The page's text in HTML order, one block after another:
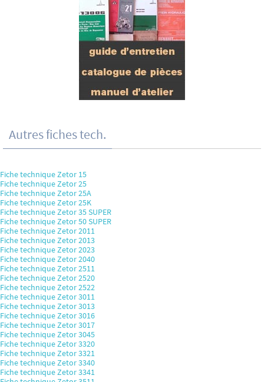
Autres fiches tech.
Fiche technique Zetor 15
Fiche technique Zetor 25
Fiche technique Zetor 25A
Fiche technique Zetor 25K
Fiche technique Zetor 35 SUPER
Fiche technique Zetor 50 SUPER
Fiche technique Zetor 2011
Fiche technique Zetor 2013
Fiche technique Zetor 2023
Fiche technique Zetor 2040
Fiche technique Zetor 2511
Fiche technique Zetor 2520
Fiche technique Zetor 2522
Fiche technique Zetor 3011
Fiche technique Zetor 3013
Fiche technique Zetor 3016
Fiche technique Zetor 3017
Fiche technique Zetor 3045
Fiche technique Zetor 3320
Fiche technique Zetor 3321
Fiche technique Zetor 3340
Fiche technique Zetor 3341